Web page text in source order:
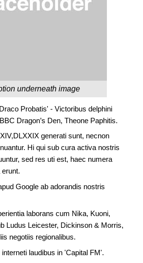
underneath image
Probatis' - Victoribus delphini
Dragon’s Den, Theone Paphitis.
generati sunt, necnon
Hi qui sub cura activa nostris
sed res uti est, haec numera
Google ab adorandis nostris
laborans cum Nika, Kuoni,
Ludus Leicester, Dickinson & Morris,
negotiis regionalibus.
laudibus in 'Capital FM'.